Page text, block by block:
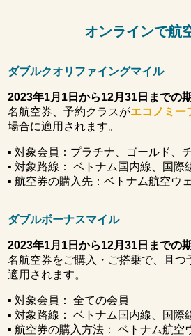
オンラインで航
ダブルクオリファイングマイル
2023年1月 1 日から12月 31 日までの
名航空券、予約クラスがエコノミー
場合に適用されます。
▪ 対象会員：プラチナ、ゴールド、
▪ 対象路線： ベトナム国内線、国際
▪ 航空券の購入先：ベトナム航空ウ
ダブルボーナスマイル
2023年1月 1 日から12月 31 日までの
名航空券をご購入・ご搭乗で、且つ
適用されます。
▪ 対象会員： 全ての会員
▪ 対象路線： ベトナム国内線、国際
▪ 航空券の購入方法： ベトナム航